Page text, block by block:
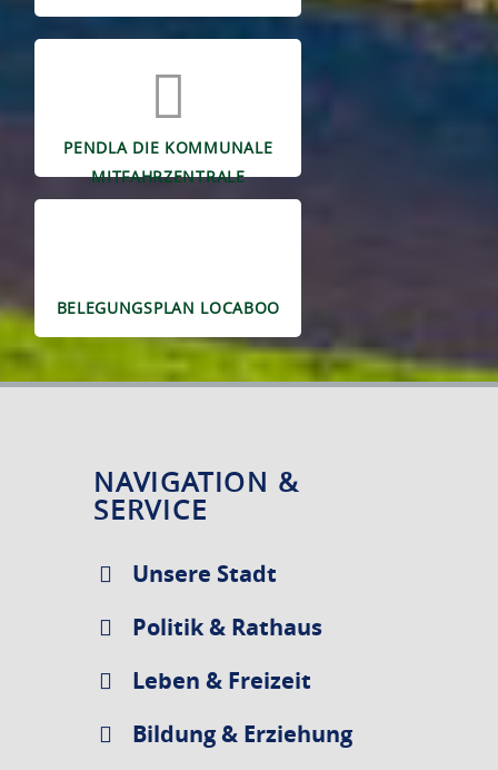
PENDLA DIE KOMMUNALE
MITFAHRZENTRALE
BELEGUNGSPLAN LOCABOO
NAVIGATION &
SERVICE
Unsere Stadt
Politik & Rathaus
Leben & Freizeit
Bildung & Erziehung